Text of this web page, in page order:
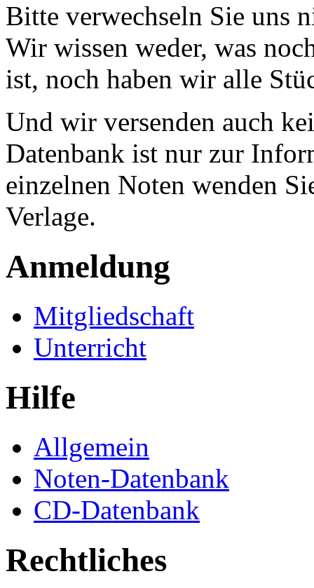
Bitte verwechseln Sie uns
Wir wissen weder, was
ist, noch haben wir alle
Und wir versenden auch
Datenbank ist nur zur
einzelnen Noten wenden
Verlage.
Anmeldung
Mitgliedschaft
Unterricht
Hilfe
Allgemein
Noten-Datenbank
CD-Datenbank
Rechtliches